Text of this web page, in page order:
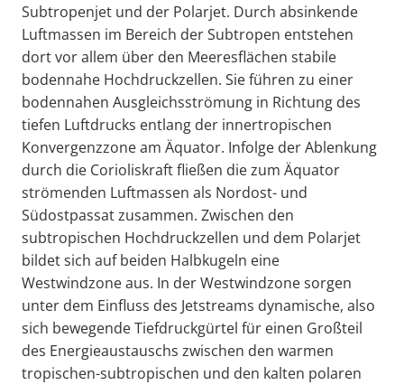
Subtropenjet und der Polarjet. Durch absinkende
Luftmassen im Bereich der Subtropen entstehen
dort vor allem über den Meeresflächen stabile
bodennahe Hochdruckzellen. Sie führen zu einer
bodennahen Ausgleichsströmung in Richtung des
tiefen Luftdrucks entlang der innertropischen
Konvergenzzone am Äquator. Infolge der Ablenkung
durch die Corioliskraft fließen die zum Äquator
strömenden Luftmassen als Nordost- und
Südostpassat zusammen. Zwischen den
subtropischen Hochdruckzellen und dem Polarjet
bildet sich auf beiden Halbkugeln eine
Westwindzone aus. In der Westwindzone sorgen
unter dem Einfluss des Jetstreams dynamische, also
sich bewegende Tiefdruckgürtel für einen Großteil
des Energieaustauschs zwischen den warmen
tropischen-subtropischen und den kalten polaren